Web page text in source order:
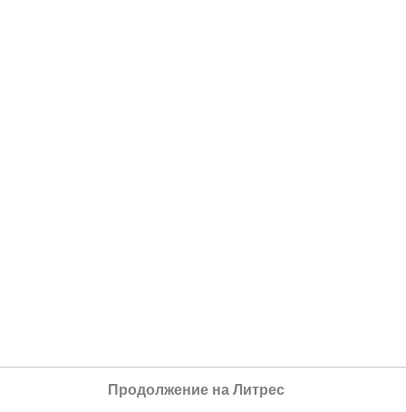
Продолжение на Литрес